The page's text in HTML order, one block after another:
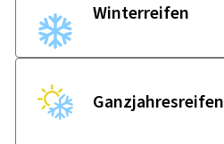
Winter­reifen
Ganzjahres­reifen